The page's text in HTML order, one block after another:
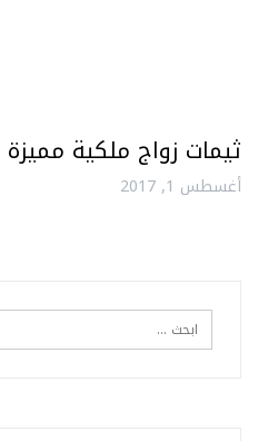
ثيمات زواج ملكية مميزة
أغسطس 1, 2017